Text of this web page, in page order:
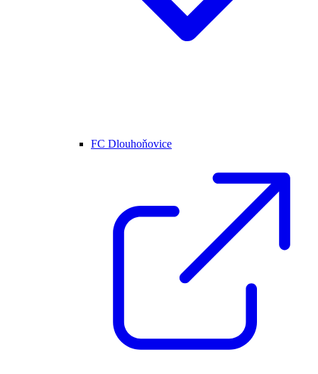
FC Dlouhoňovice